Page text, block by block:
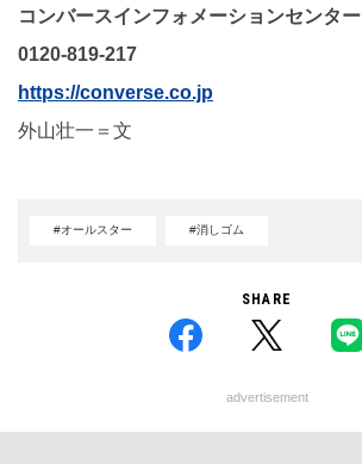
コンバースインフォメーションセンター
0120-819-217
https://converse.co.jp
外山壮一＝文
#オールスター #消しゴム
SHARE
advertisement